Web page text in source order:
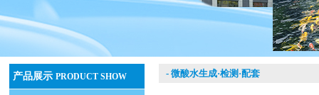
产品展示 PRODUCT SHOW - 微酸水生成·检测·配套